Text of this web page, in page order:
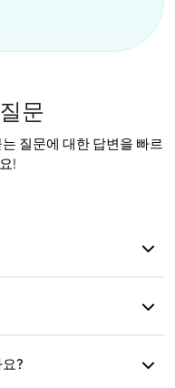
문
질문에 대한 답변을 빠르
!
128kbps로 줄어들어 데
?